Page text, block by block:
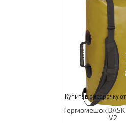
Купить в рассрочку
Гермомешок BASK
V2